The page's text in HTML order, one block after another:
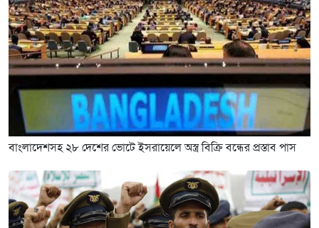
বাংলাদেশসহ ২৮ দেশের ভোটে ইসরায়েলে অস্ত্র বিক্রি বন্ধের প্রস্তাব পাস